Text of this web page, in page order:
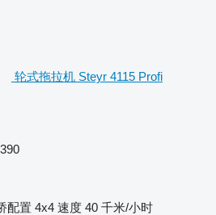
轮式拖拉机 Steyr 4115 Profi
配置 4x4 速度 40 千米/小时